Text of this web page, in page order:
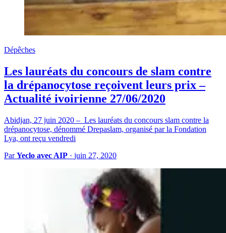
Dépêches
Les lauréats du concours de slam contre
la drépanocytose reçoivent leurs prix –
Actualité ivoirienne 27/06/2020
Abidjan, 27 juin 2020 – Les lauréats du concours slam contre la
drépanocytose, dénommé Drepaslam, organisé par la Fondation
Lya, ont reçu vendredi
ParYeclo avec AIP · juin 27, 2020